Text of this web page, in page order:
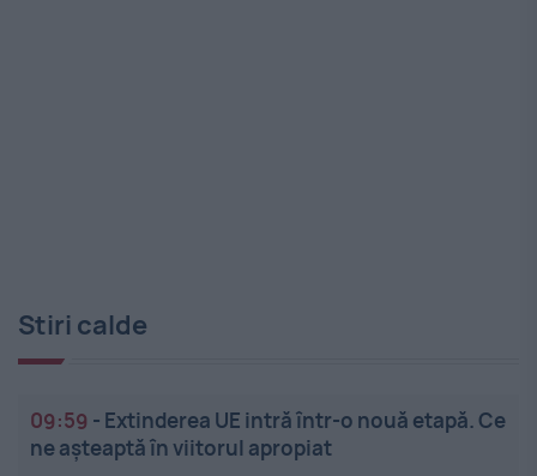
Stiri calde
09:59 - Extinderea UE intră într-o nouă etapă. Ce
ne așteaptă în viitorul apropiat